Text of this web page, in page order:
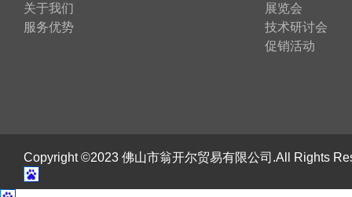
关于我们
服务优势
展览会
技术研讨会
促销活动
Copyright ©2023 佛山市翁开尔贸易有限公司.All Rights